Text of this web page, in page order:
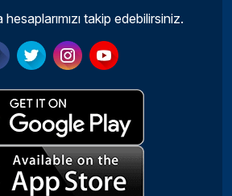
takip edebilirsiniz.